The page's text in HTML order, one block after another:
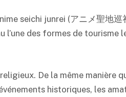
seichi junrei (アニメ聖地
l’une des formes de
De la même manière
historiques, les